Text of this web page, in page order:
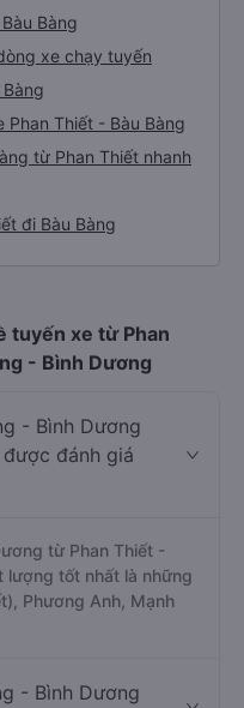
Bàng
xe chạy tuyến
Thiết - Bàu Bàng
từ Phan Thiết nhanh
đi Bàu Bàng
tuyến xe từ Phan
- Bình Dương
- Bình Dương
đánh giá
từ Phan Thiết -
lượng tốt nhất là những
Phương Anh, Mạnh
- Bình Dương